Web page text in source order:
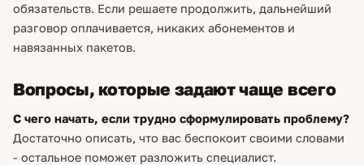
обязательств. Если решаете продолжить, дальнейший
разговор оплачивается, никаких абонементов и
навязанных пакетов.
Вопросы, которые задают чаще всего
С чего начать, если трудно сформулировать проблему?
Достаточно описать, что вас беспокоит своими словами
- остальное поможет разложить специалист.